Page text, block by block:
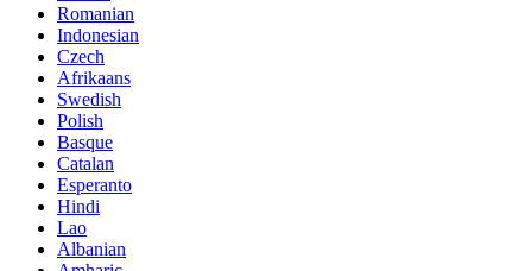
Romanian
Indonesian
Czech
Afrikaans
Swedish
Polish
Basque
Catalan
Esperanto
Hindi
Lao
Albanian